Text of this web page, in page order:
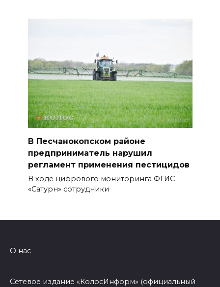
В Песчанокопском районе
предприниматель нарушил
регламент применения пестицидов
В ходе цифрового мониторинга ФГИС
«Сатурн» сотрудники
О нас
Сетевое издание «КолосИнформ» (официальный